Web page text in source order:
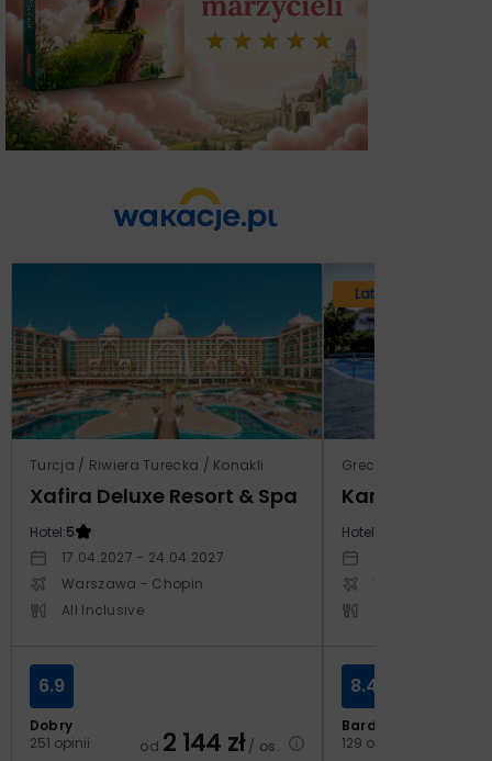
Turcja / Riwiera Turecka / Konakli
Xafira Deluxe Resort & Spa
Hotel:5
17.04.2027 - 24.04.2027
Warszawa - Chopin
All Inclusive
Dobry
251 opinii
6.9
od 2 144 zł/ os.
Lato 2026
Grecja / Samos /
Kampos
Hotel:
Warszawa -
Bardzo dobry
129 opinii
8.4